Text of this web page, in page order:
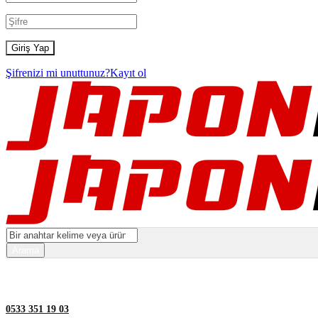
Şifrenizi mi unuttunuz?Kayıt ol
0533 351 19 03